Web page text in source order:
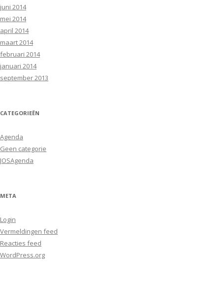
juni 2014
mei 2014
april 2014
maart 2014
februari 2014
januari 2014
september 2013
CATEGORIEËN
Agenda
Geen categorie
JOSAgenda
META
Login
Vermeldingen feed
Reacties feed
WordPress.org